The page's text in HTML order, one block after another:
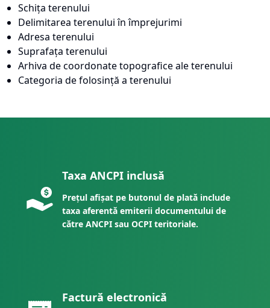
Schița terenului
Delimitarea terenului în împrejurimi
Adresa terenului
Suprafața terenului
Arhiva de coordonate topografice ale terenului
Categoria de folosință a terenului
Taxa ANCPI inclusă
Prețul afișat pe butonul de plată include
taxa aferentă emiterii documentului de
către ANCPI sau OCPI teritoriale.
Factură electronică